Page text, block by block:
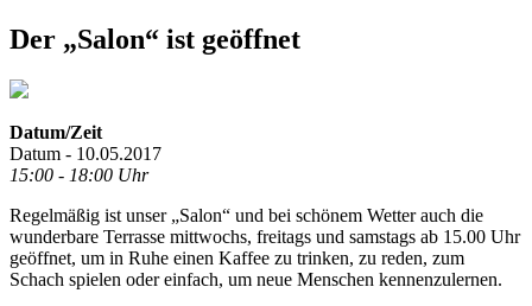
Der „Salon“ ist geöffnet
Datum/Zeit
Datum - 10.05.2017
15:00 - 18:00 Uhr
Regelmäßig ist unser „Salon“ und bei schönem Wetter auch die
wunderbare Terrasse mittwochs, freitags und samstags ab 15.00 Uhr
geöffnet, um in Ruhe einen Kaffee zu trinken, zu reden, zum
Schach spielen oder einfach, um neue Menschen kennenzulernen.